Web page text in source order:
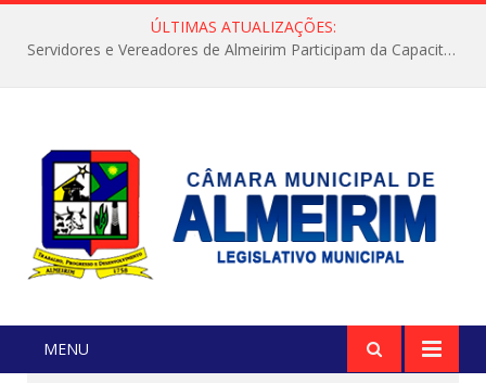
ÚLTIMAS ATUALIZAÇÕES:
Servidores e Vereadores de Almeirim Participam da Capacitação “Orientar é a Nossa Missão”
MENU